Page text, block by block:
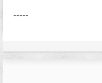
-----